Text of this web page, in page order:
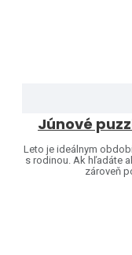
Leto je ideálnym
s rodinou. Ak hľadáte
zároveň